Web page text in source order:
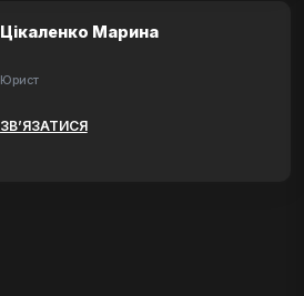
Цікаленко Марина
Юрист
ЗВ’ЯЗАТИСЯ